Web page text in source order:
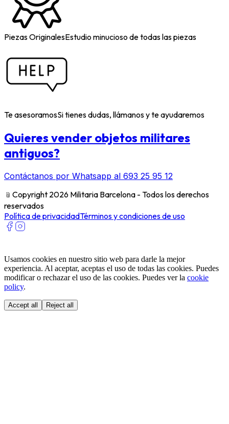
Piezas OriginalesEstudio minucioso de todas las piezas
Te asesoramosSi tienes dudas, llámanos y te ayudaremos
Quieres vender objetos militares
antiguos?
Contáctanos por Whatsapp al 693 25 95 12
﹫ Copyright 2026 Militaria Barcelona - Todos los derechos
reservados
Política de privacidadTérminos y condiciones de uso
Usamos cookies en nuestro sitio web para darle la mejor
experiencia. Al aceptar, aceptas el uso de todas las cookies. Puedes
modificar o rechazar el uso de las cookies. Puedes ver la cookie
policy.
Accept all Reject all